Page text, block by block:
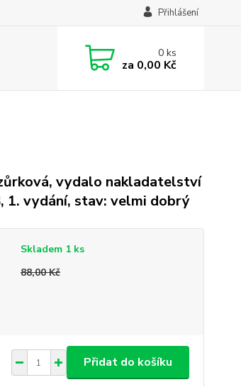
Přihlášení
0ks
za 0,00 Kč
vydalo nakladatelství
1. vydání, stav: velmi dobrý
Skladem 1 ks
88,00 Kč
Přidat do košíku